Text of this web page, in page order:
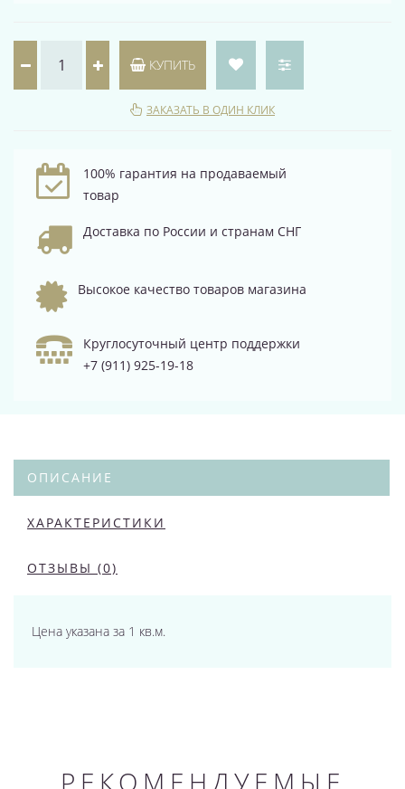
КУПИТЬ
ЗАКАЗАТЬ В ОДИН КЛИК
100% гарантия на продаваемый
товар
Доставка по России и странам СНГ
Высокое качество товаров магазина
Круглосуточный центр поддержки
+7 (911) 925-19-18
ОПИСАНИЕ
ХАРАКТЕРИСТИКИ
ОТЗЫВЫ (0)
Цена указана за 1 кв.м.
РЕКОМЕНДУЕМЫЕ